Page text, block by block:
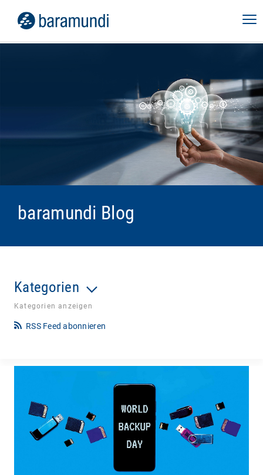
baramundi Blog
Kategorien
Kategorien anzeigen
RSS Feed abonnieren